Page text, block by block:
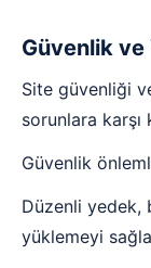
Güvenlik
Site güvenliği
sorunlara karşı
Güvenlik
Düzenli yedek,
yüklemeyi